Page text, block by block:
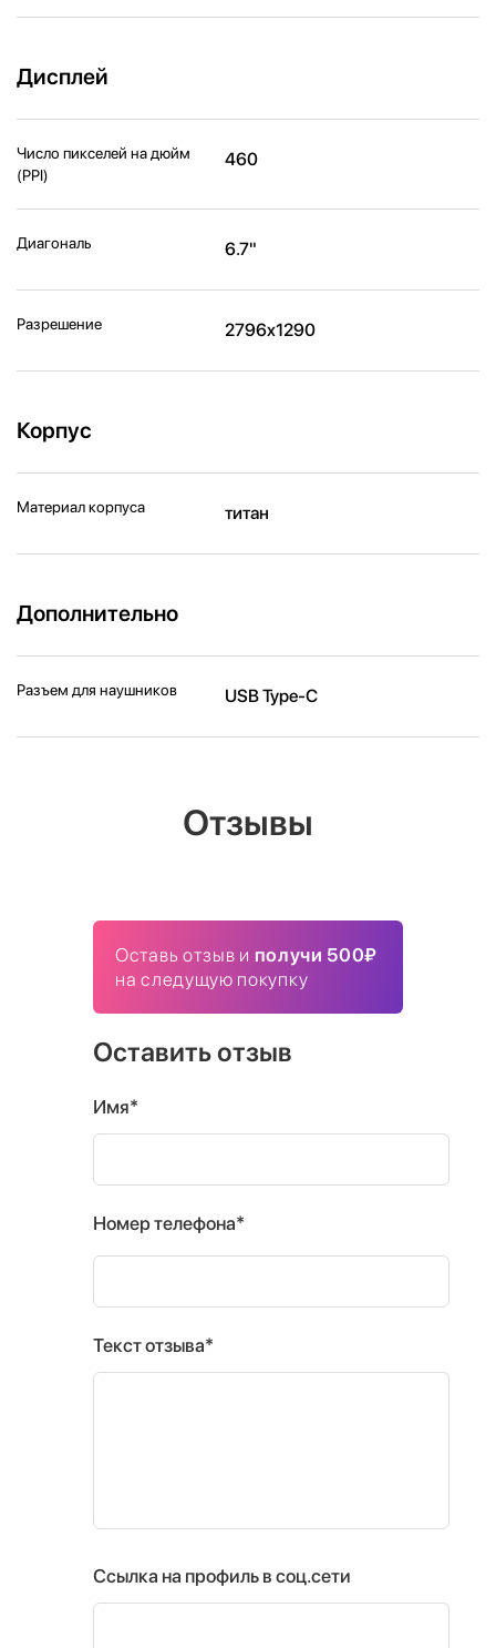
Дисплей
Число пикселей на дюйм
(PPI)
460
Диагональ 6.7"
Разрешение 2796x1290
Корпус
Материал корпуса титан
Дополнительно
Разъем для наушников USB Type-C
Отзывы
Оставь отзыв и получи 500₽
на следущую покупку
Оставить отзыв
Имя*
Номер телефона*
Текст отзыва*
Ссылка на профиль в соц.сети